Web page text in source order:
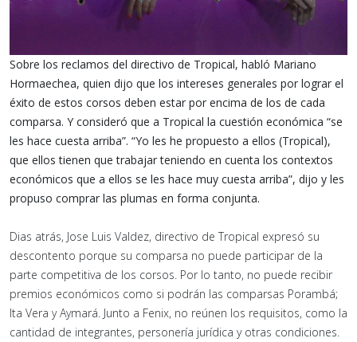
Sobre los reclamos del directivo de Tropical, habló Mariano
Hormaechea, quien dijo que los intereses generales por lograr el
éxito de estos corsos deben estar por encima de los de cada
comparsa. Y consideró que a Tropical la cuestión económica “se
les hace cuesta arriba”. “Yo les he propuesto a ellos (Tropical),
que ellos tienen que trabajar teniendo en cuenta los contextos
económicos que a ellos se les hace muy cuesta arriba”, dijo y les
propuso comprar las plumas en forma conjunta.
Dias atrás, Jose Luis Valdez, directivo de Tropical expresó su
descontento porque su comparsa no puede participar de la
parte competitiva de los corsos. Por lo tanto, no puede recibir
premios económicos como si podrán las comparsas Porambá;
Ita Vera y Aymará. Junto a Fenix, no reúnen los requisitos, como la
cantidad de integrantes, personería jurídica y otras condiciones.